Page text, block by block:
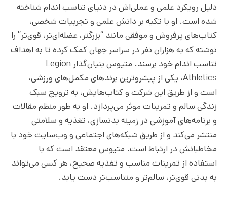
دلیل رویکرد علمی و عملی‌اش در دنیای تناسب اندام شناخته
شده است. او با تکیه بر دانش علمی و تجربیات شخصی،
کتاب‌های پرفروش و موفقی مانند “بزرگتر، عضله‌ای‌تر، قوی‌تر” را
نوشته که به هزاران نفر در سراسر جهان کمک کرده تا به اهداف
تناسب اندام خود برسند. متیوس بنیان‌گذار Legion
Athletics، یکی از پیشروترین برندهای مکمل‌های ورزشی،
است و از طریق این شرکت و کتاب‌هایش، به ترویج سبک
زندگی سالم و تمرینات موثر می‌پردازد. او به طور منظم مقالات
و برنامه‌های آموزشی در زمینه بدنسازی، تغذیه و سلامتی
منتشر می‌کند و از طریق شبکه‌های اجتماعی و وب‌سایت خود با
مخاطبانش در ارتباط است. متیوس معتقد است که با
استفاده از تمرینات مناسب و تغذیه صحیح، هر کسی می‌تواند
به بدنی قوی‌تر، سالم‌تر و متناسب‌تر دست یابد.